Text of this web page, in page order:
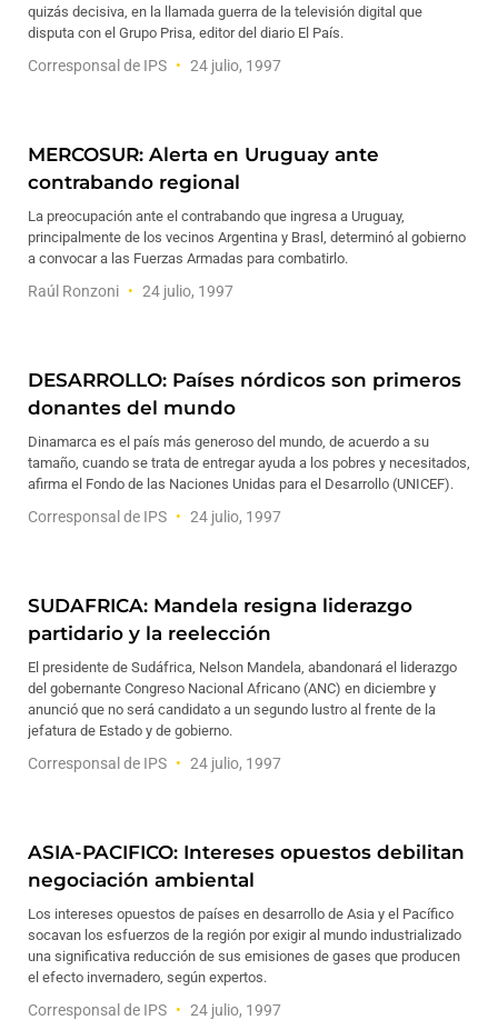
quizás decisiva, en la llamada guerra de la televisión digital que
disputa con el Grupo Prisa, editor del diario El País.
Corresponsal de IPS 24 julio, 1997
MERCOSUR: Alerta en Uruguay ante
contrabando regional
La preocupación ante el contrabando que ingresa a Uruguay,
principalmente de los vecinos Argentina y Brasl, determinó al gobierno
a convocar a las Fuerzas Armadas para combatirlo.
Raúl Ronzoni 24 julio, 1997
DESARROLLO: Países nórdicos son primeros
donantes del mundo
Dinamarca es el país más generoso del mundo, de acuerdo a su
tamaño, cuando se trata de entregar ayuda a los pobres y necesitados,
afirma el Fondo de las Naciones Unidas para el Desarrollo (UNICEF).
Corresponsal de IPS 24 julio, 1997
SUDAFRICA: Mandela resigna liderazgo
partidario y la reelección
El presidente de Sudáfrica, Nelson Mandela, abandonará el liderazgo
del gobernante Congreso Nacional Africano (ANC) en diciembre y
anunció que no será candidato a un segundo lustro al frente de la
jefatura de Estado y de gobierno.
Corresponsal de IPS 24 julio, 1997
ASIA-PACIFICO: Intereses opuestos debilitan
negociación ambiental
Los intereses opuestos de países en desarrollo de Asia y el Pacífico
socavan los esfuerzos de la región por exigir al mundo industrializado
una significativa reducción de sus emisiones de gases que producen
el efecto invernadero, según expertos.
Corresponsal de IPS 24 julio, 1997